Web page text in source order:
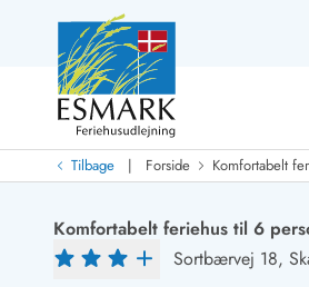
Last Minute
Last minute
Nyheder
Nyheder hos Esmark Med swimmingpool
Tilbage | Forside Komfortabelt
Komfortabelt feriehus til 6
Sortbærvej 18,